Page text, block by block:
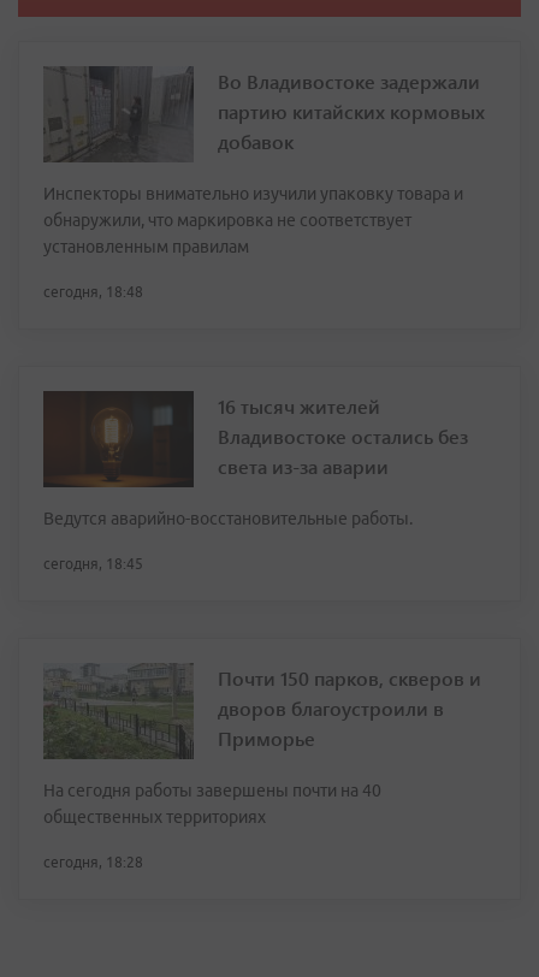
Во Владивостоке задержали
партию китайских кормовых
добавок
Инспекторы внимательно изучили упаковку товара и
обнаружили, что маркировка не соответствует
установленным правилам
сегодня, 18:48
16 тысяч жителей
Владивостоке остались без
света из-за аварии
Ведутся аварийно-восстановительные работы.
сегодня, 18:45
Почти 150 парков, скверов и
дворов благоустроили в
Приморье
На сегодня работы завершены почти на 40
общественных территориях
сегодня, 18:28